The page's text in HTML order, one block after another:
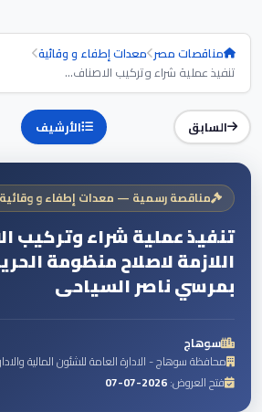
مناقصات مصر معدات إطفاء و وقائية
تنفيذ عملية شراء وتركيب الاصناف...
السابق الأرشيف
مناقصة رسمية — معدات إطفاء و وقائية
تنفيذ عملية شراء وتركيب
اللازمة لاصلاح منظومة
بمرسي ناصر السياحى
سوهاج
محافظة سوهاج - الادارة العامة للشئون المالية
فتح العروض:2026-07-07